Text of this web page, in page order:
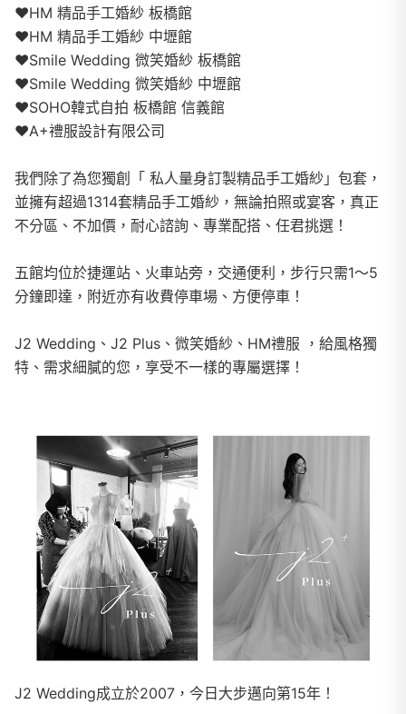
❤️HM 精品手工婚紗 板橋館
❤️HM 精品手工婚紗 中壢館
❤️Smile Wedding 微笑婚紗 板橋館
❤️Smile Wedding 微笑婚紗 中壢館
❤️SOHO韓式自拍 板橋館 信義館
❤️A+禮服設計有限公司
我們除了為您獨創「 私人量身訂製精品手工婚紗」包套，
並擁有超過1314套精品手工婚紗，無論拍照或宴客，真正
不分區、不加價，耐心諮詢、專業配搭、任君挑選！
五館均位於捷運站、火車站旁，交通便利，步行只需1～5
分鐘即達，附近亦有收費停車場、方便停車！
J2 Wedding、J2 Plus、微笑婚紗、HM禮服 ，給風格獨
特、需求細膩的您，享受不一樣的專屬選擇！
J2 Wedding成立於2007，今日大步邁向第15年！